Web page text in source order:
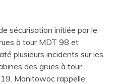
sécurisation initiée par le
à tour MDT 98 et
plusieurs incidents sur les
des grues à tour
Manitowoc rappelle